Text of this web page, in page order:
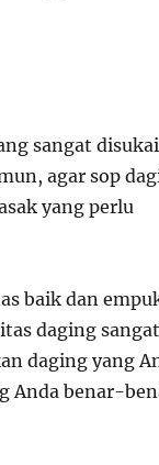
sangat
agar sop
yang perlu
baik dan
daging sangat
daging yang
Anda benar-